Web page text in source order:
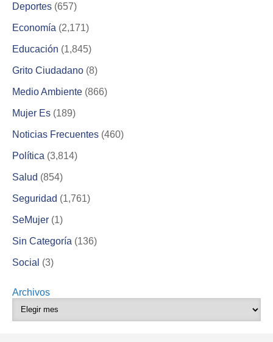
Deportes (657)
Economía (2,171)
Educación (1,845)
Grito Ciudadano (8)
Medio Ambiente (866)
Mujer Es (189)
Noticias Frecuentes (460)
Política (3,814)
Salud (854)
Seguridad (1,761)
SeMujer (1)
Sin Categoría (136)
Social (3)
Archivos